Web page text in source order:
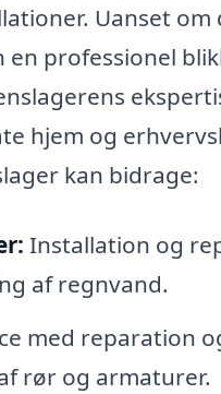
Uanset
professionel
hjem og
kan bidrage:
Installation og
af regnvand.
med reparation
rør og armaturer.